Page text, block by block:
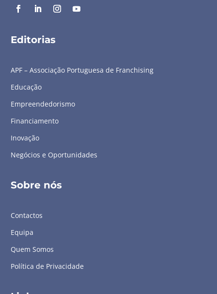
Editorias
APF – Associação Portuguesa de Franchising
Educação
Empreendedorismo
Financiamento
Inovação
Negócios e Oportunidades
Sobre nós
Contactos
Equipa
Quem Somos
Política de Privacidade